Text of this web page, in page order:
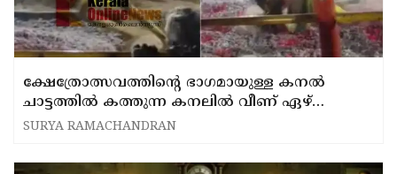
ക്ഷേത്രോത്സവത്തിൻ്റെ ഭാഗമായുള്ള കനൽ
ചാട്ടത്തിൽ കത്തുന്ന കനലിൽ വീണ് ഏഴ്
വയസുകാരന് പൊള്ളലേറ്റു- വീഡിയോ
SURYA RAMACHANDRAN